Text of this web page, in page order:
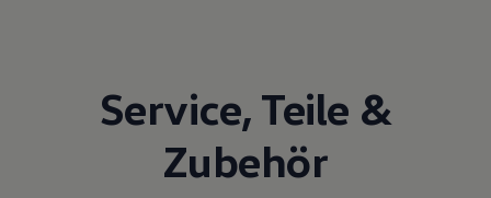
Service, Teile &
Zubehör